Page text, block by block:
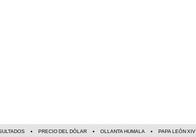
PRECIO DEL DÓLAR OLLANTA HUMALA PAPA LEÓN XIV